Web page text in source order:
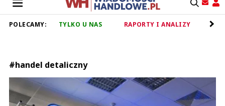
POLECAMY: TYLKO U NAS RAPORTY I ANALIZY
#handel detaliczny